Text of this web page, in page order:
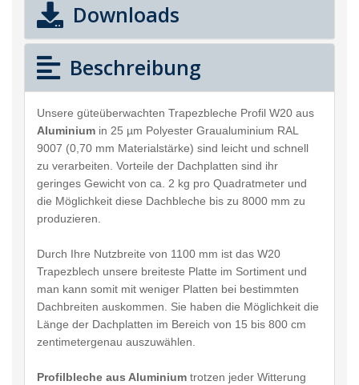
Downloads
Beschreibung
Unsere güteüberwachten Trapezbleche Profil W20 aus
Aluminium in 25 µm Polyester Graualuminium RAL
9007 (0,70 mm Materialstärke) sind leicht und schnell
zu verarbeiten. Vorteile der Dachplatten sind ihr
geringes Gewicht von ca. 2 kg pro Quadratmeter und
die Möglichkeit diese Dachbleche bis zu 8000 mm zu
produzieren.
Durch Ihre Nutzbreite von 1100 mm ist das W20
Trapezblech unsere breiteste Platte im Sortiment und
man kann somit mit weniger Platten bei bestimmten
Dachbreiten auskommen. Sie haben die Möglichkeit die
Länge der Dachplatten im Bereich von 15 bis 800 cm
zentimetergenau auszuwählen.
Profilbleche aus Aluminium trotzen jeder Witterung